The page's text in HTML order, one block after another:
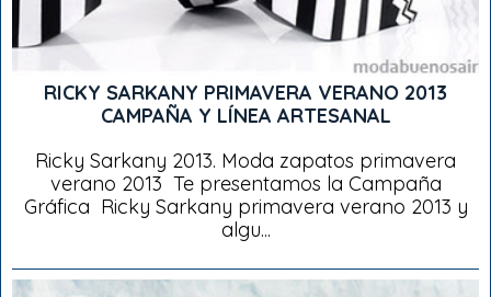
RICKY SARKANY PRIMAVERA VERANO 2013
CAMPAÑA Y LÍNEA ARTESANAL
Ricky Sarkany 2013. Moda zapatos primavera
verano 2013 Te presentamos la Campaña
Gráfica Ricky Sarkany primavera verano 2013 y
algu...